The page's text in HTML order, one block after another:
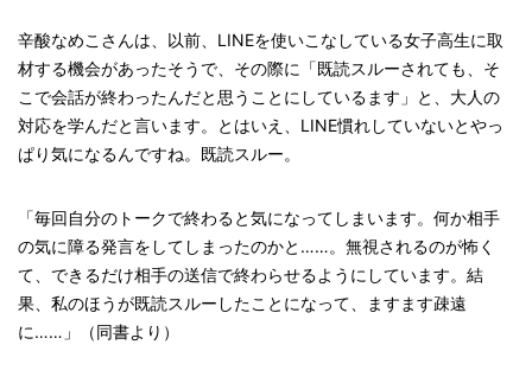
辛酸なめこさんは、以前、LINEを使いこなしている女子高生に取
材する機会があったそうで、その際に「既読スルーされても、そ
こで会話が終わったんだと思うことにしているます」と、大人の
対応を学んだと言います。とはいえ、LINE慣れしていないとやっ
ぱり気になるんですね。既読スルー。
「毎回自分のトークで終わると気になってしまいます。何か相手
の気に障る発言をしてしまったのかと……。無視されるのが怖く
て、できるだけ相手の送信で終わらせるようにしています。結
果、私のほうが既読スルーしたことになって、ますます疎遠
に……」（同書より）